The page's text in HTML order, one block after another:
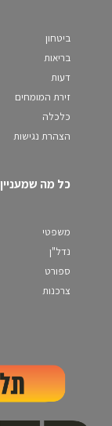
ביטחון
בריאות
דעות
זירת המומחים
כלכלה
הצהרת נגישות
כל מה שמעניין
משפטי
נדל"ן
ספורט
צרכנות